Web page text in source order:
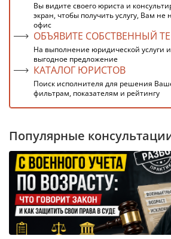
Вы видите своего юриста и
экран, чтобы получить услугу, Вам
офис
ОБЪЯВИТЕ СОБСТВЕННЫЙ
На выполнение юридической услуги
выгодное предложение
КАТАЛОГ ЮРИСТОВ
Поиск исполнителя для решения
фильтрам, показателям и рейтингу
Популярные